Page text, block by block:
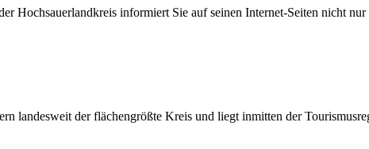
Hochsauerlandkreis informiert Sie auf seinen Internet-Seiten nicht
landesweit der flächengrößte Kreis und liegt inmitten der